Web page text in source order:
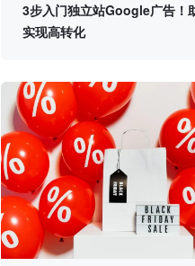
3步入门独立站Google广告！
实现高转化